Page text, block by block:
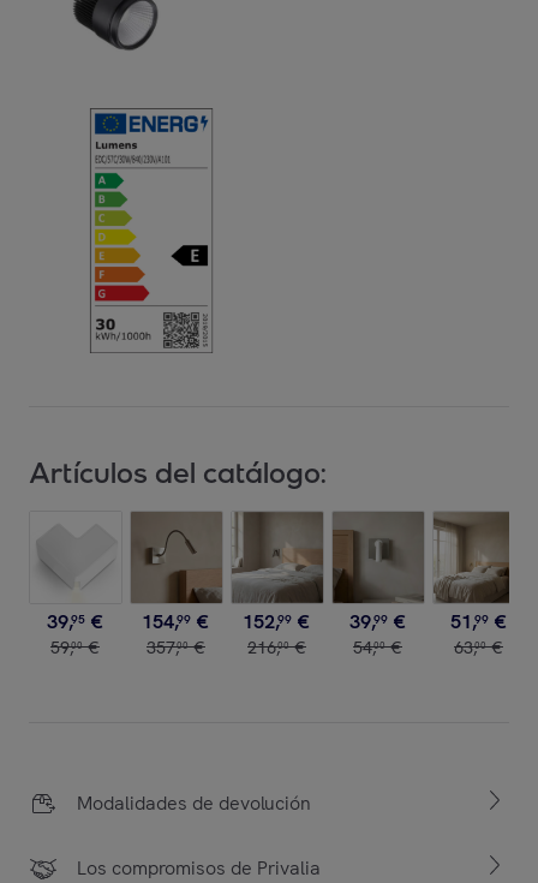
Artículos del catálogo:
39,95 €
59,00 €
154,99 €
357,00 €
152,99 €
216,00 €
39,99 €
54,00 €
51,99 €
63,00 €
Modalidades de devolución
Los compromisos de Privalia